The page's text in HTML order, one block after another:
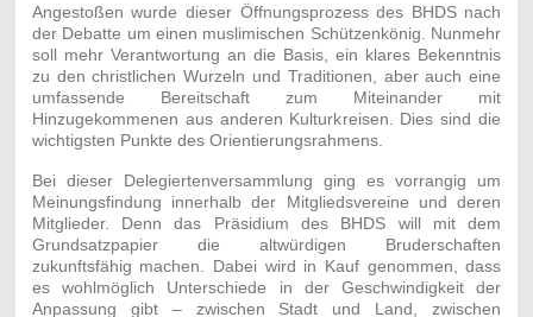
Angestoßen wurde dieser Öffnungsprozess des BHDS nach
der Debatte um einen muslimischen Schützenkönig. Nunmehr
soll mehr Verantwortung an die Basis, ein klares Bekenntnis
zu den christlichen Wurzeln und Traditionen, aber auch eine
umfassende Bereitschaft zum Miteinander mit
Hinzugekommenen aus anderen Kulturkreisen. Dies sind die
wichtigsten Punkte des Orientierungsrahmens.
Bei dieser Delegiertenversammlung ging es vorrangig um
Meinungsfindung innerhalb der Mitgliedsvereine und deren
Mitglieder. Denn das Präsidium des BHDS will mit dem
Grundsatzpapier die altwürdigen Bruderschaften
zukunftsfähig machen. Dabei wird in Kauf genommen, dass
es wohlmöglich Unterschiede in der Geschwindigkeit der
Anpassung gibt – zwischen Stadt und Land, zwischen